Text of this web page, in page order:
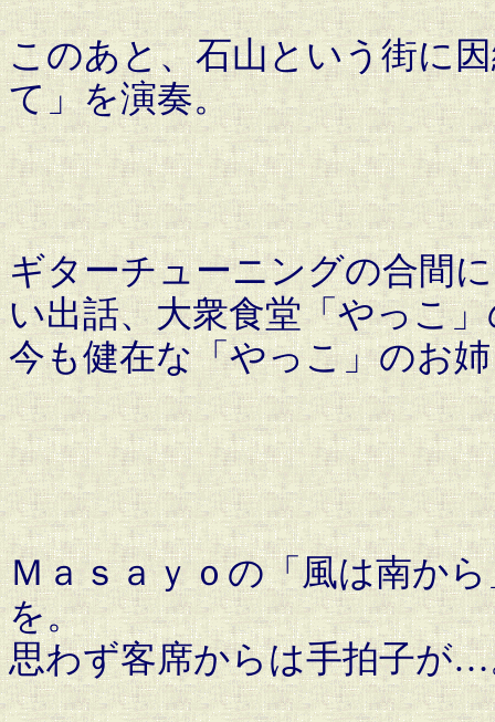
このあと、石山という街に
て」を演奏。
ギターチューニングの合間
い出話、大衆食堂「やっこ
今も健在な「やっこ」のお
Ｍａｓａｙｏの「風は南か
を。
思わず客席からは手拍子が